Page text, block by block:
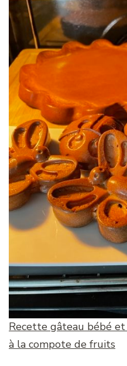
Recette gâteau bébé
à la compote de fruits